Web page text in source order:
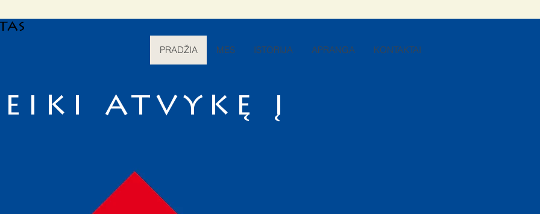
PRADŽIA MES ISTORIJA APRANGA KONTAKTAI
atvykę į